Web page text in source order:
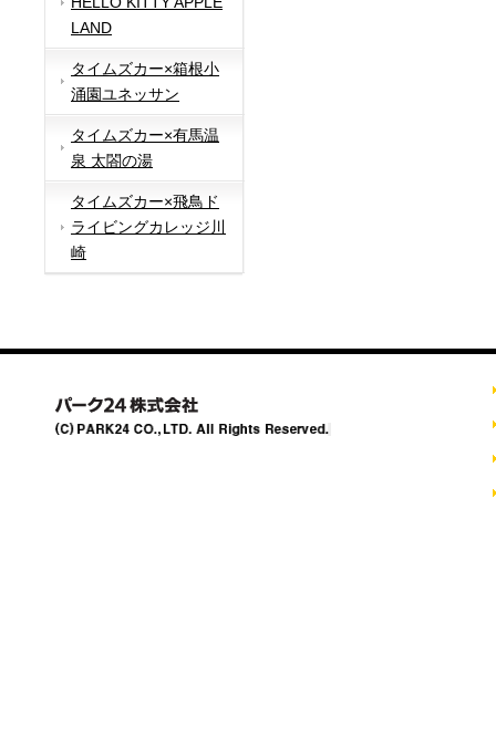
LAND
タイムズカー×箱根小
涌園ユネッサン
タイムズカー×有馬温
泉 太閤の湯
タイムズカー×飛鳥ド
ライビングカレッジ川
崎